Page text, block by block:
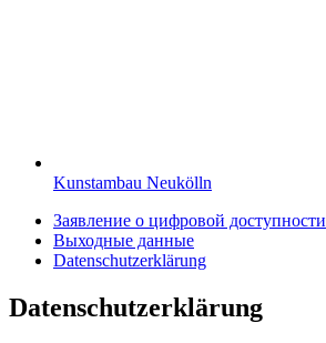
Kunstambau Neukölln
Заявление о цифровой доступности
Выходные данные
Datenschutzerklärung
Datenschutzerklärung